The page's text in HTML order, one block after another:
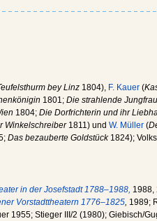
bey Linz 1804), F. Kauer (
1801; Die strahlende
1804; Die Dorfrichterin und ihr
Winkelschreiber1811) und W. Müller (
Das bezauberte Goldstück1824);
in der Josefstadt 1788–1988,
Vorstadttheatern 1776–1825, 1989;
1955; Stieger III/2 (1980); Giebisch/